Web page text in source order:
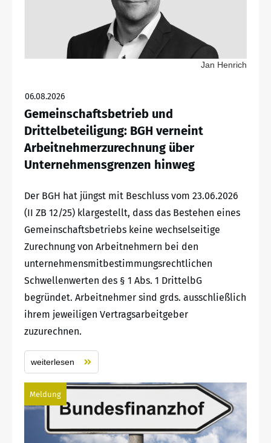
Jan Henrich
06.08.2026
Gemeinschaftsbetrieb und
Drittelbeteiligung: BGH verneint
Arbeitnehmerzurechnung über
Unternehmensgrenzen hinweg
Der BGH hat jüngst mit Beschluss vom 23.06.2026
(II ZB 12/25) klargestellt, dass das Bestehen eines
Gemeinschaftsbetriebs keine wechselseitige
Zurechnung von Arbeitnehmern bei den
unternehmensmitbestimmungsrechtlichen
Schwellenwerten des § 1 Abs. 1 DrittelbG
begründet. Arbeitnehmer sind grds. ausschließlich
ihrem jeweiligen Vertragsarbeitgeber
zuzurechnen.
weiterlesen
Meldung